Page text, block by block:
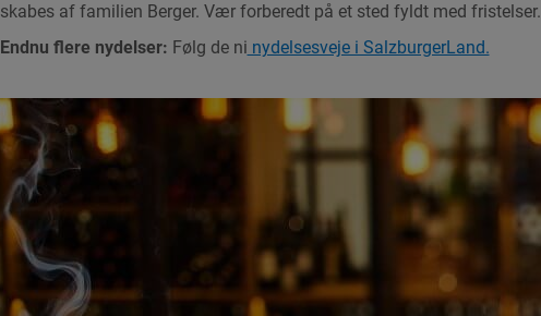
skabes af familien Berger. Vær forberedt på et sted fyldt med fristelser.
Endnu flere nydelser: Følg de ni nydelsesveje i SalzburgerLand.